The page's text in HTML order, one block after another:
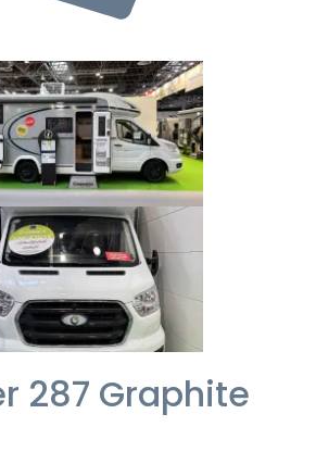
287 Graphite